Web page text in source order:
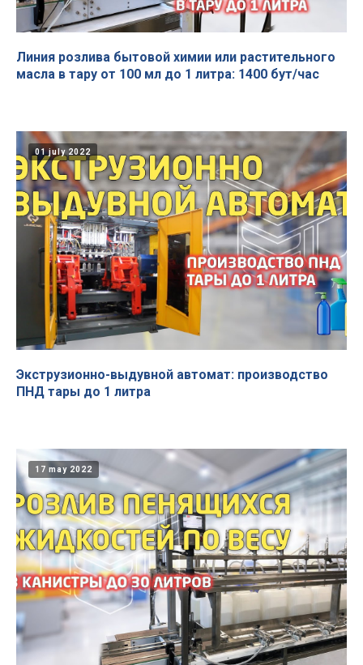
Линия розлива бытовой химии или растительного
масла в тару от 100 мл до 1 литра: 1400 бут/час
01 july 2022
Экструзионно-выдувной автомат: производство
ПНД тары до 1 литра
17 may 2022